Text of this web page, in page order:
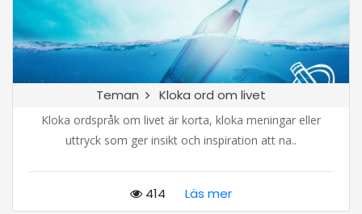
Teman Kloka ord om livet
Kloka ordspråk om livet är korta, kloka meningar eller
uttryck som ger insikt och inspiration att na..
414 Läs mer